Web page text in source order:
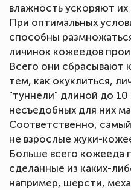
влажность ускоряют их
При оптимальных
способны
личинок кожеедов
Всего они сбрасывают
тем, как окуклиться,
"туннели" длиной до
несъедобных для них
Соответственно,
не взрослые жуки-
Больше всего кожееда
сделанные из каких-
например, шерсти,